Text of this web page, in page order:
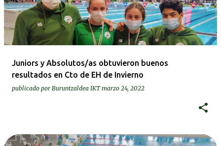
Juniors y Absolutos/as obtuvieron buenos
resultados en Cto de EH de Invierno
publicado por Buruntzaldea IKT marzo 24, 2022